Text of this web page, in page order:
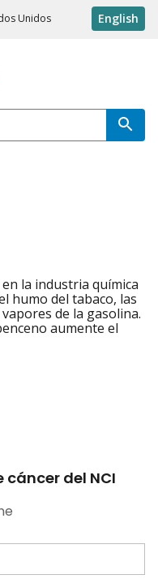
Unidos English
la industria química
humo del tabaco, las
de la gasolina.
aumente el
del NCI